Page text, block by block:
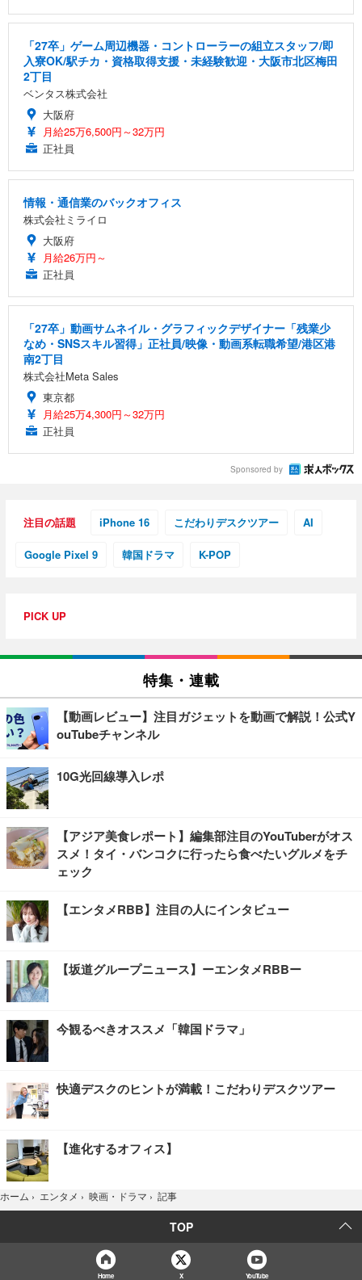
「27卒」ゲーム周辺機器・コントローラーの組立スタッフ/即
入寮OK/駅チカ・資格取得支援・未経験歓迎・大阪市北区梅田
2丁目
ベンタス株式会社
大阪府
月給25万6,500円～32万円
正社員
情報・通信業のバックオフィス
株式会社ミライロ
大阪府
月給26万円～
正社員
「27卒」動画サムネイル・グラフィックデザイナー「残業少
なめ・SNSスキル習得」正社員/映像・動画系転職希望/港区港
南2丁目
株式会社Meta Sales
東京都
月給25万4,300円～32万円
正社員
Sponsored by
注目の話題 iPhone 16 こだわりデスクツアー AI
Google Pixel 9 韓国ドラマ K-POP
PICK UP
特集・連載
【動画レビュー】注目ガジェットを動画で解説！公式Y
ouTubeチャンネル
10G光回線導入レポ
【アジア美食レポート】編集部注目のYouTuberがオス
スメ！タイ・バンコクに行ったら食べたいグルメをチ
ェック
【エンタメRBB】注目の人にインタビュー
【坂道グループニュース】ーエンタメRBBー
今観るべきオススメ「韓国ドラマ」
快適デスクのヒントが満載！こだわりデスクツアー
【進化するオフィス】
ホーム › エンタメ › 映画・ドラマ › 記事
TOP
Home X YouTube